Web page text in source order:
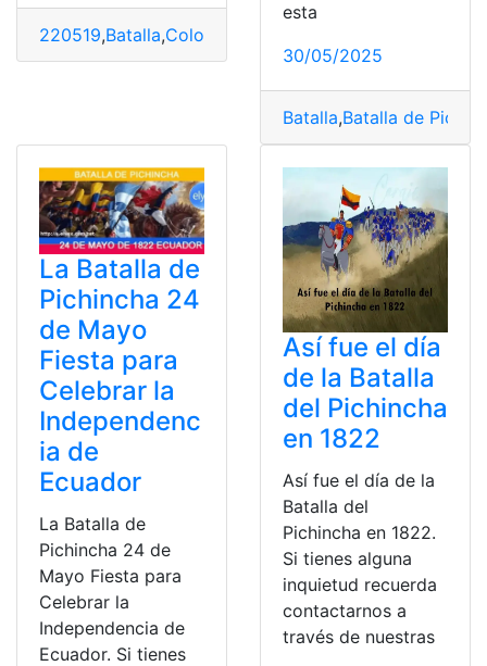
220519,Batalla,Colorear
esta
30/05/2025
Batalla,Batalla de
La Batalla de
Pichincha 24
de Mayo
Fiesta para
Celebrar la
Independenc
ia de
Ecuador
La Batalla de
Pichincha 24 de
Mayo Fiesta para
Celebrar la
Independencia de
Ecuador. Si tienes
Así fue el día
de la Batalla
del Pichincha
en 1822
Así fue el día de la
Batalla del
Pichincha en 1822.
Si tienes alguna
inquietud recuerda
contactarnos a
través de nuestras